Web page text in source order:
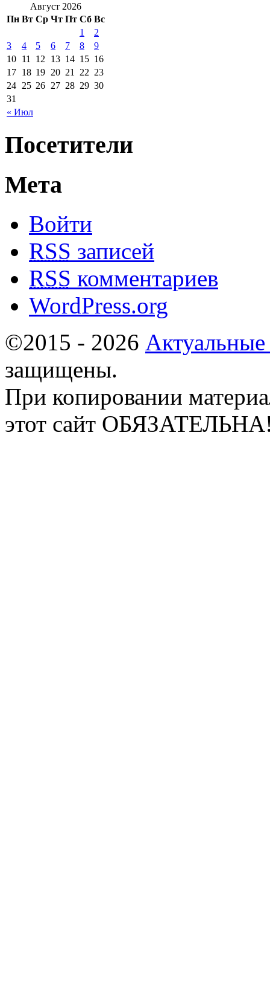
Август 2026
Пн Вт Ср Чт Пт Сб Вс
« Июл
1
2
3
4 5 6 7 8
9
10 11 12 13 14 15 16
17 18 19 20 21 22 23
24 25 26 27 28 29 30
31
Посетители
Мета
Войти
RSS записей
RSS комментариев
WordPress.org
©2015 - 2026
защищены.
При копировании
этот сайт